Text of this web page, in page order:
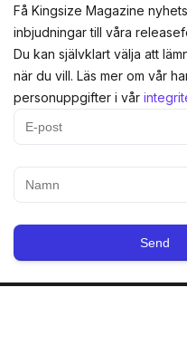
Få Kingsize Magazine
inbjudningar till våra
Du kan självklart välja att
när du vill. Läs mer om vår
personuppgifter i vår
Send